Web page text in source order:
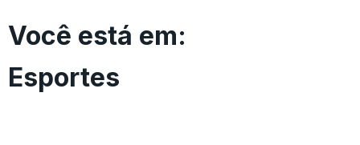
Você está em:
Esportes